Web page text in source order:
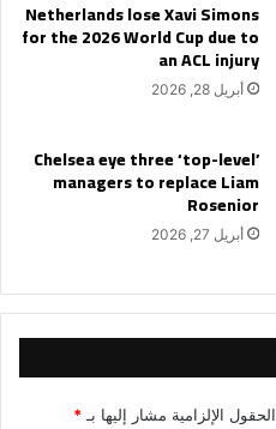
Netherlands lose Xavi Simons
for the 2026 World Cup due to
an ACL injury
أبريل 28, 2026
Chelsea eye three ‘top-level’
managers to replace Liam
Rosenior
أبريل 27, 2026
الحقول الإلزامية مشار إليها بـ*